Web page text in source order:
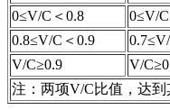
0≤V/C＜0.8 0≤V/
0.8≤V/C＜0.9
V/C≥0.9
V/
注：两项V/C比值，达到